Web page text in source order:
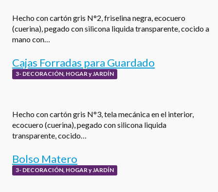
Hecho con cartón gris N°2, friselina negra, ecocuero
(cuerina), pegado con silicona liquida transparente, cocido a
mano con…
Cajas Forradas para Guardado
3- DECORACIÓN, HOGAR y JARDÍN
Hecho con cartón gris N°3, tela mecánica en el interior,
ecocuero (cuerina), pegado con silicona liquida
transparente, cocido…
Bolso Matero
3- DECORACIÓN, HOGAR y JARDÍN